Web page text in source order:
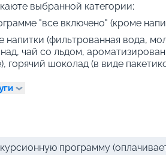
выбранной категории;
"все включено" (кроме
напитки (фильтрованная вода,
чай со льдом,
горячий шоколад (в виде
программу